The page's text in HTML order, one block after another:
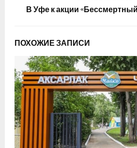
В Уфе к акции
ПОХОЖИЕ ЗАПИСИ